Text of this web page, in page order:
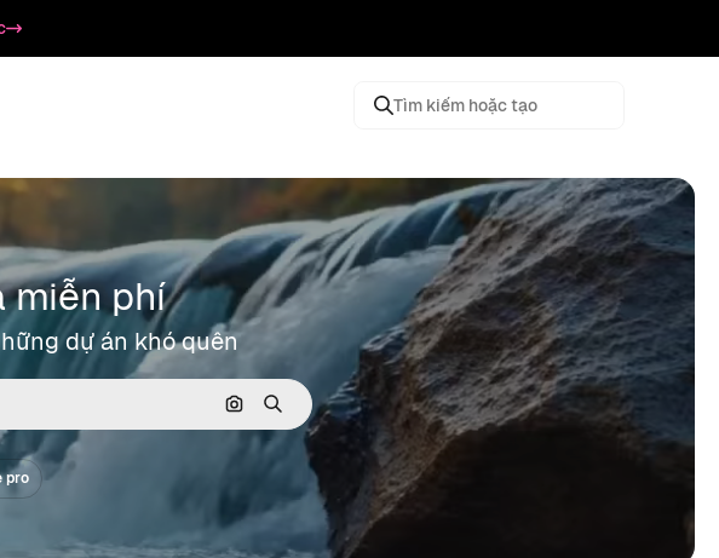
Tìm kiếm hoặc tạo
miễn phí
dự án khó quên
Tìm kiếm bằng hình ảnh
Tìm kiếm
pro